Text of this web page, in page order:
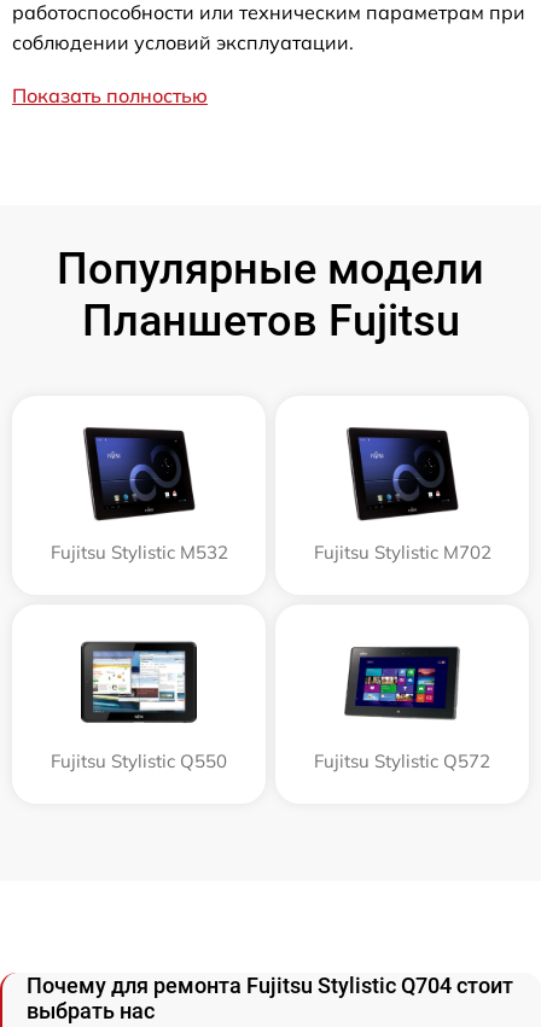
работоспособности или техническим параметрам при
соблюдении условий эксплуатации.
Показать полностью
Популярные модели
Планшетов Fujitsu
Fujitsu Stylistic M532 Fujitsu Stylistic M702
Fujitsu Stylistic Q550 Fujitsu Stylistic Q572
Почему для ремонта Fujitsu Stylistic Q704 стоит
выбрать нас